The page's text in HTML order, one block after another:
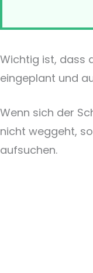
Wichtig ist, dass
eingeplant und
Wenn sich der
nicht weggeht,
aufsuchen.